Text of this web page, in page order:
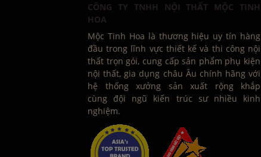
CÔNG TY TNHH NỘI THẤT MỘC TINH
HOA
Mộc Tinh Hoa là thương hiệu uy tín hàng
đầu trong lĩnh vực thiết kế và thi công nội
thất trọn gói, cung cấp sản phẩm phụ kiện
nội thất, gia dụng châu Âu chính hãng với
hệ thống xưởng sản xuất rộng khắp
cùng đội ngũ kiến trúc sư nhiều kinh
nghiệm.